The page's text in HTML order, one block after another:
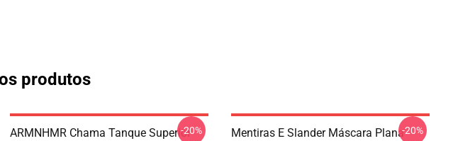
produtos
ARMNHMR Chama Tanque Superior-20%
Mentiras E Slander Máscara Plana-20%